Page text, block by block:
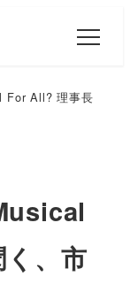
For All? 理事長
、市